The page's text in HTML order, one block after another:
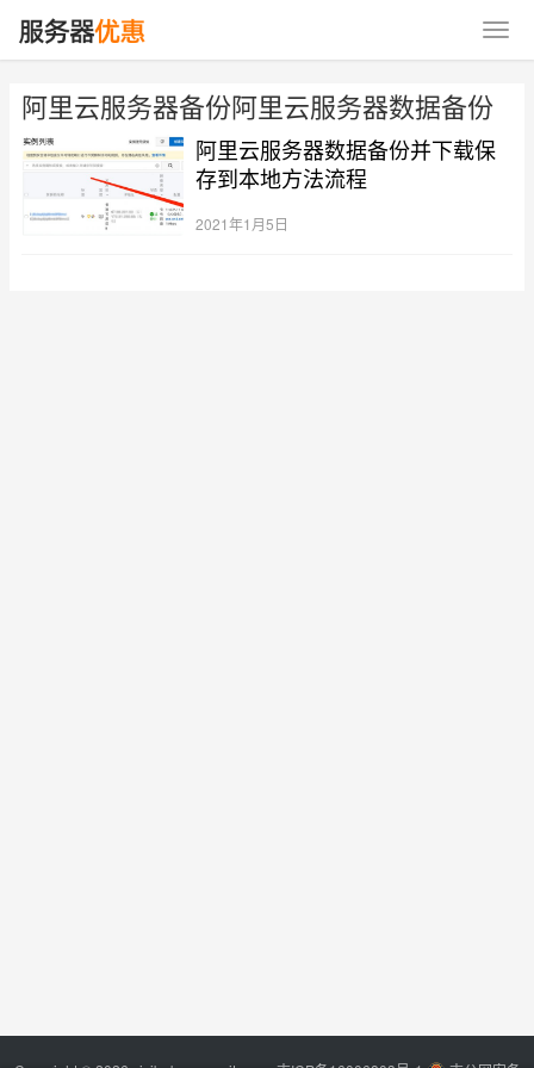
阿里云服务器备份阿里云服务器数据备份
阿里云服务器数据备份并下载保
存到本地方法流程
2021年1月5日